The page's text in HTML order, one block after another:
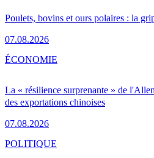
Poulets, bovins et ours polaires : la
07.08.2026
La « résilience surprenante » de
des exportations chinoises
07.08.2026
ÉCONOMIE
POLITIQUE